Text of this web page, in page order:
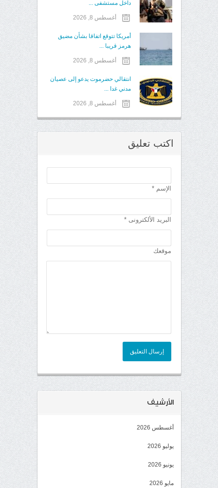
داخل مستشفى ...
أغسطس 8, 2026
أمريكا تتوقع اتفاقا بشأن مضيق
هرمز قريبا ...
أغسطس 8, 2026
انتقالي حضرموت يدعو إلى عصيان
مدني غدا ...
أغسطس 8, 2026
اكتب تعليق
الإسم *
البريد الألكترونى *
موقعك
إرسال التعليق
الأرشيف
أغسطس 2026
يوليو 2026
يونيو 2026
مايو 2026